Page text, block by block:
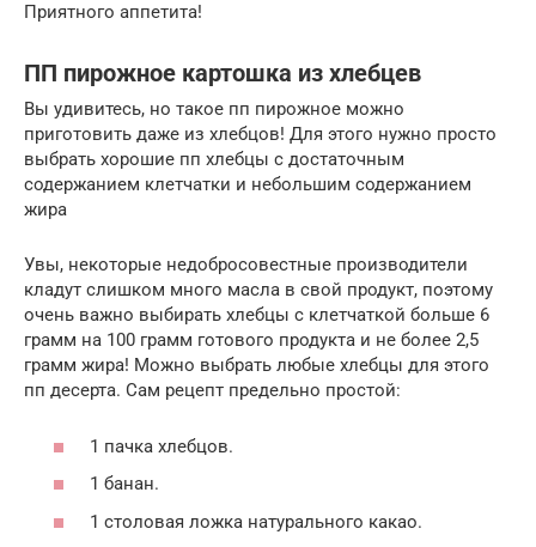
Приятного аппетита!
ПП пирожное картошка из хлебцев
Вы удивитесь, но такое пп пирожное можно
приготовить даже из хлебцов! Для этого нужно просто
выбрать хорошие пп хлебцы с достаточным
содержанием клетчатки и небольшим содержанием
жира
Увы, некоторые недобросовестные производители
кладут слишком много масла в свой продукт, поэтому
очень важно выбирать хлебцы с клетчаткой больше 6
грамм на 100 грамм готового продукта и не более 2,5
грамм жира! Можно выбрать любые хлебцы для этого
пп десерта. Сам рецепт предельно простой:
1 пачка хлебцов.
1 банан.
1 столовая ложка натурального какао.